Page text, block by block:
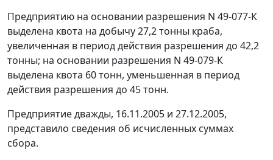
Предприятию на основании разрешения N 49-077-К
выделена квота на добычу 27,2 тонны краба,
увеличенная в период действия разрешения до 42,2
тонны; на основании разрешения N 49-079-К
выделена квота 60 тонн, уменьшенная в период
действия разрешения до 45 тонн.
Предприятие дважды, 16.11.2005 и 27.12.2005,
представило сведения об исчисленных суммах
сбора.